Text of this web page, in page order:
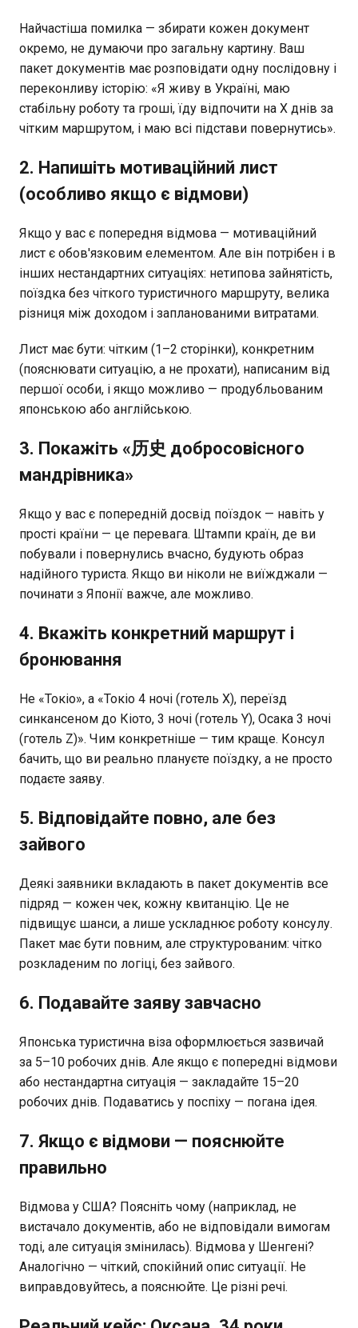
Найчастіша помилка — збирати кожен документ
окремо, не думаючи про загальну картину. Ваш
пакет документів має розповідати одну послідовну і
переконливу історію: «Я живу в Україні, маю
стабільну роботу та гроші, їду відпочити на X днів за
чітким маршрутом, і маю всі підстави повернутись».
2. Напишіть мотиваційний лист
(особливо якщо є відмови)
Якщо у вас є попередня відмова — мотиваційний
лист є обов'язковим елементом. Але він потрібен і в
інших нестандартних ситуаціях: нетипова зайнятість,
поїздка без чіткого туристичного маршруту, велика
різниця між доходом і запланованими витратами.
Лист має бути: чітким (1–2 сторінки), конкретним
(пояснювати ситуацію, а не прохати), написаним від
першої особи, і якщо можливо — продубльованим
японською або англійською.
3. Покажіть «历史 добросовісного
мандрівника»
Якщо у вас є попередній досвід поїздок — навіть у
прості країни — це перевага. Штампи країн, де ви
побували і повернулись вчасно, будують образ
надійного туриста. Якщо ви ніколи не виїжджали —
починати з Японії важче, але можливо.
4. Вкажіть конкретний маршрут і
бронювання
Не «Токіо», а «Токіо 4 ночі (готель X), переїзд
синкансеном до Кіото, 3 ночі (готель Y), Осака 3 ночі
(готель Z)». Чим конкретніше — тим краще. Консул
бачить, що ви реально плануєте поїздку, а не просто
подаєте заяву.
5. Відповідайте повно, але без
зайвого
Деякі заявники вкладають в пакет документів все
підряд — кожен чек, кожну квитанцію. Це не
підвищує шанси, а лише ускладнює роботу консулу.
Пакет має бути повним, але структурованим: чітко
розкладеним по логіці, без зайвого.
6. Подавайте заяву завчасно
Японська туристична віза оформлюється зазвичай
за 5–10 робочих днів. Але якщо є попередні відмови
або нестандартна ситуація — закладайте 15–20
робочих днів. Подаватись у поспіху — погана ідея.
7. Якщо є відмови — пояснюйте
правильно
Відмова у США? Поясніть чому (наприклад, не
вистачало документів, або не відповідали вимогам
тоді, але ситуація змінилась). Відмова у Шенгені?
Аналогічно — чіткий, спокійний опис ситуації. Не
виправдовуйтесь, а пояснюйте. Це різні речі.